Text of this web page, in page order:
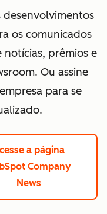
desenvolvimentos
os comunicados
notícias, prêmios e
Ou assine
para se
a página
Company
News